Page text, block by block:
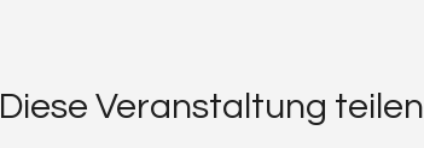
Diese Veranstaltung teilen